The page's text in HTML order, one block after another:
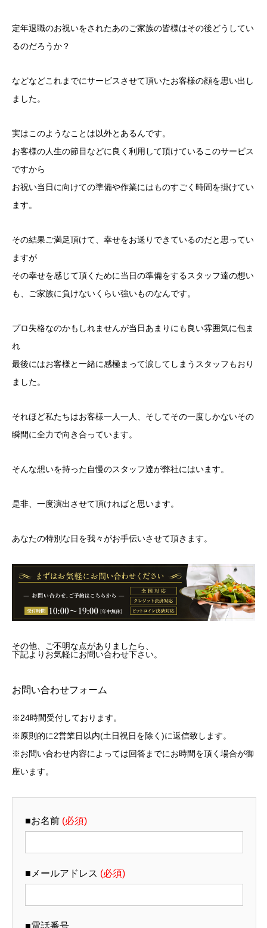
定年退職のお祝いをされたあのご家族の皆様はその後どうしてい
るのだろうか？
などなどこれまでにサービスさせて頂いたお客様の顔を思い出し
ました。
実はこのようなことは以外とあるんです。
お客様の人生の節目などに良く利用して頂けているこのサービス
ですから
お祝い当日に向けての準備や作業にはものすごく時間を掛けてい
ます。
その結果ご満足頂けて、幸せをお送りできているのだと思ってい
ますが
その幸せを感じて頂くために当日の準備をするスタッフ達の想い
も、ご家族に負けないくらい強いものなんです。
プロ失格なのかもしれませんが当日あまりにも良い雰囲気に包ま
れ
最後にはお客様と一緒に感極まって涙してしまうスタッフもおり
ました。
それほど私たちはお客様一人一人、そしてその一度しかないその
瞬間に全力で向き合っています。
そんな想いを持った自慢のスタッフ達が弊社にはいます。
是非、一度演出させて頂ければと思います。
あなたの特別な日を我々がお手伝いさせて頂きます。
その他、ご不明な点がありましたら、
下記よりお気軽にお問い合わせ下さい。
お問い合わせフォーム
※24時間受付しております。
※原則的に2営業日以内(土日祝日を除く)に返信致します。
※お問い合わせ内容によっては回答までにお時間を頂く場合が御
座います。
■お名前 (必須)
■メールアドレス (必須)